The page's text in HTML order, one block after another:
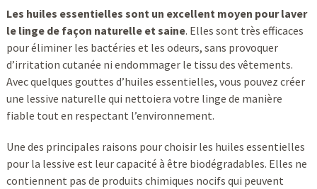
Les huiles essentielles sont un excellent moyen pour laver
le linge de façon naturelle et saine. Elles sont très efficaces
pour éliminer les bactéries et les odeurs, sans provoquer
d’irritation cutanée ni endommager le tissu des vêtements.
Avec quelques gouttes d’huiles essentielles, vous pouvez créer
une lessive naturelle qui nettoiera votre linge de manière
fiable tout en respectant l’environnement.
Une des principales raisons pour choisir les huiles essentielles
pour la lessive est leur capacité à être biodégradables. Elles ne
contiennent pas de produits chimiques nocifs qui peuvent